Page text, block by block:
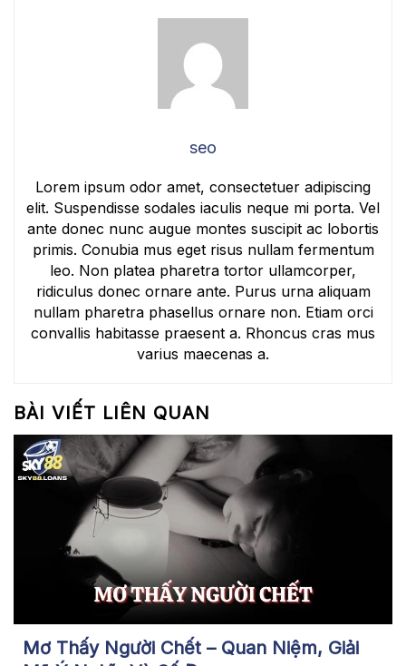
seo
Lorem ipsum odor amet, consectetuer adipiscing
elit. Suspendisse sodales iaculis neque mi porta. Vel
ante donec nunc augue montes suscipit ac lobortis
primis. Conubia mus eget risus nullam fermentum
leo. Non platea pharetra tortor ullamcorper,
ridiculus donec ornare ante. Purus urna aliquam
nullam pharetra phasellus ornare non. Etiam orci
convallis habitasse praesent a. Rhoncus cras mus
varius maecenas a.
BÀI VIẾT LIÊN QUAN
Mơ Thấy Người Chết – Quan Niệm, Giải